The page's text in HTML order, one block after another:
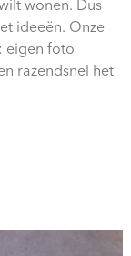
wonen. Dus
ideeën. Onze
eigen foto
razendsnel het